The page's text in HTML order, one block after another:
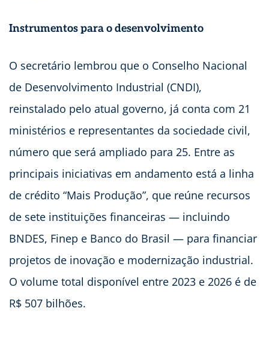
Instrumentos para o desenvolvimento
O secretário lembrou que o Conselho Nacional
de Desenvolvimento Industrial (CNDI),
reinstalado pelo atual governo, já conta com 21
ministérios e representantes da sociedade civil,
número que será ampliado para 25. Entre as
principais iniciativas em andamento está a linha
de crédito “Mais Produção”, que reúne recursos
de sete instituições financeiras — incluindo
BNDES, Finep e Banco do Brasil — para financiar
projetos de inovação e modernização industrial.
O volume total disponível entre 2023 e 2026 é de
R$ 507 bilhões.